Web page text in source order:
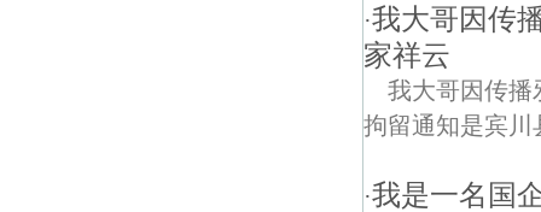
·我大哥因传
家祥云
我大哥因传播
拘留通知是宾川
·我是一名国